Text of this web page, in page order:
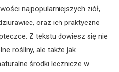
najpopularniejszych ziół,
oraz ich praktyczne
Z tekstu dowiesz się nie
rośliny, ale także jak
środki lecznicze w